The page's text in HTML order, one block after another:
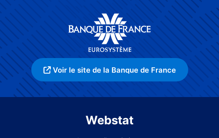
Voir le site de la Banque de France
Webstat